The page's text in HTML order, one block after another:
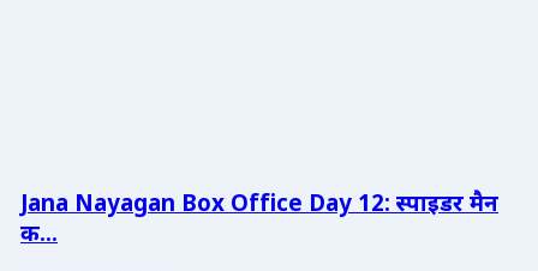
Jana Nayagan Box Office Day 12: स्पाइडर मैन
क...